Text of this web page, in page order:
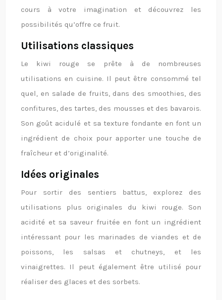
cours à votre imagination et découvrez les
possibilités qu’offre ce fruit.
Utilisations classiques
Le kiwi rouge se prête à de nombreuses
utilisations en cuisine. Il peut être consommé tel
quel, en salade de fruits, dans des smoothies, des
confitures, des tartes, des mousses et des bavarois.
Son goût acidulé et sa texture fondante en font un
ingrédient de choix pour apporter une touche de
fraîcheur et d’originalité.
Idées originales
Pour sortir des sentiers battus, explorez des
utilisations plus originales du kiwi rouge. Son
acidité et sa saveur fruitée en font un ingrédient
intéressant pour les marinades de viandes et de
poissons, les salsas et chutneys, et les
vinaigrettes. Il peut également être utilisé pour
réaliser des glaces et des sorbets.